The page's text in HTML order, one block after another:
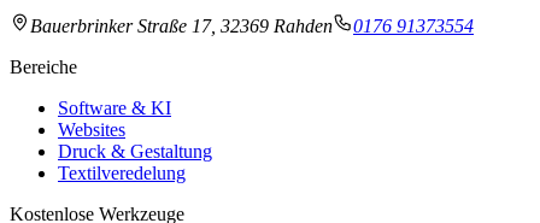
Bauerbrinker Straße 17, 32369 Rahden
0176 91373554
Bereiche
Software & KI
Websites
Druck & Gestaltung
Textilveredelung
Kostenlose Werkzeuge